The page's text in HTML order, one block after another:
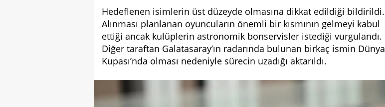
Hedeflenen isimlerin üst düzeyde olmasına dikkat edildiği bildirildi.
Alınması planlanan oyuncuların önemli bir kısmının gelmeyi kabul
ettiği ancak kulüplerin astronomik bonservisler istediği vurgulandı.
Diğer taraftan Galatasaray’ın radarında bulunan birkaç ismin Dünya
Kupası’nda olması nedeniyle sürecin uzadığı aktarıldı.